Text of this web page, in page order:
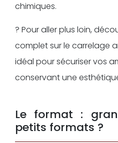
chimiques.
? Pour aller plus loin,
complet sur le carrelage
idéal pour sécuriser vos
conservant une
Le format :
petits formats ?